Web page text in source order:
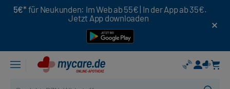
5€* für Neukunden: Im Web ab 55€ | In der App ab 35€.
Jetzt App downloaden